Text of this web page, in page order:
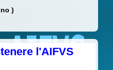
)
l'AIFVS